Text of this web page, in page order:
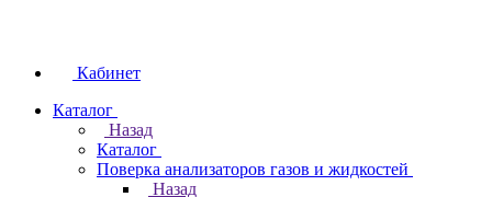
Кабинет
Каталог
Назад
Каталог
Поверка анализаторов газов и жидкостей
Назад